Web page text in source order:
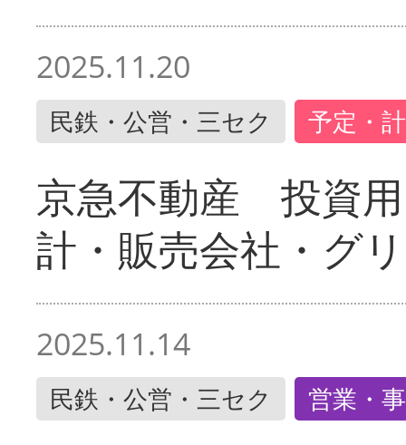
2025.11.20
民鉄・公営・三セク 予定・
京急不動産 投資
計・販売会社・グ
2025.11.14
民鉄・公営・三セク 営業・